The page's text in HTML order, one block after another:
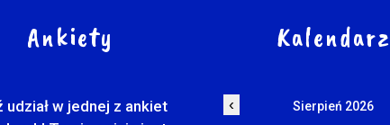
Ankiety
udział w jednej z ankiet
Kalendarz
‹ Sierpień 2026